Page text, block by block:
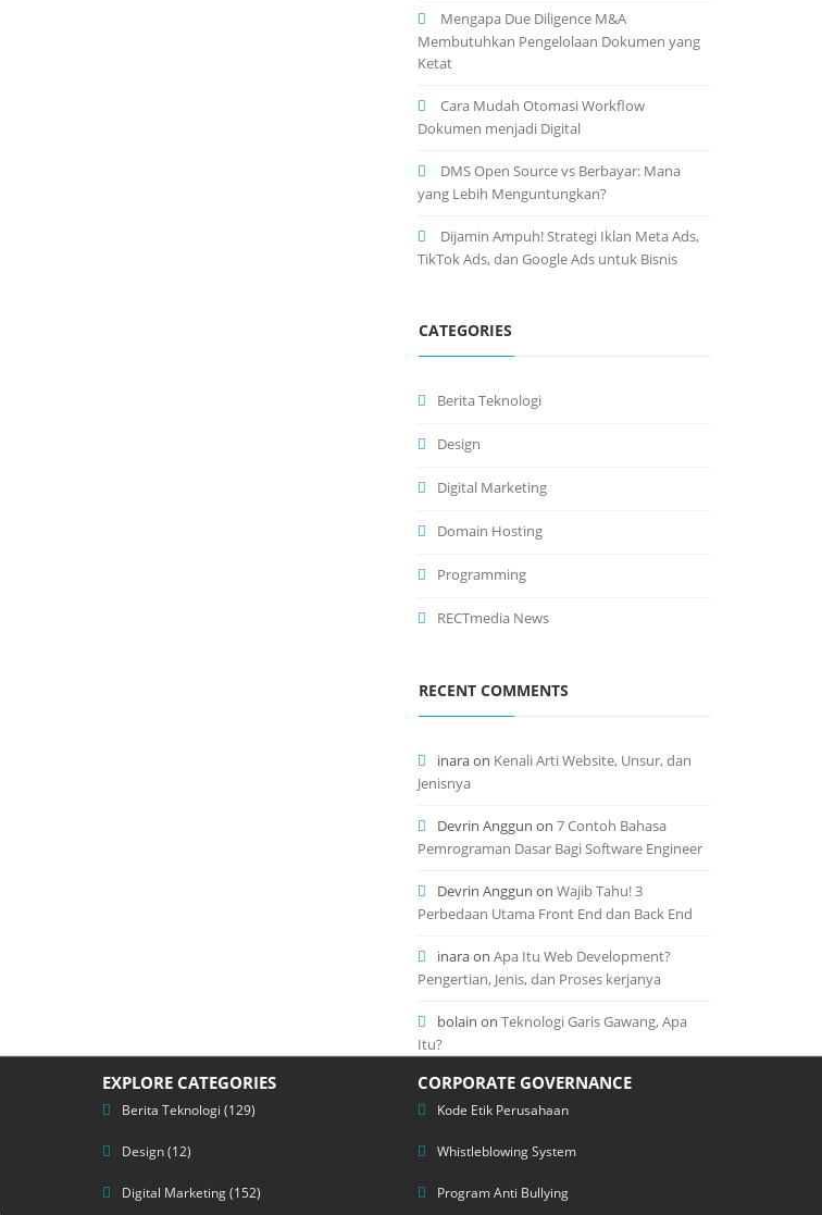
Mengapa Due Diligence M&A
Membutuhkan Pengelolaan Dokumen yang
Ketat
Cara Mudah Otomasi Workflow
Dokumen menjadi Digital
DMS Open Source vs Berbayar: Mana
yang Lebih Menguntungkan?
Dijamin Ampuh! Strategi Iklan Meta Ads,
TikTok Ads, dan Google Ads untuk Bisnis
CATEGORIES
Berita Teknologi
Design
Digital Marketing
Domain Hosting
Programming
RECTmedia News
RECENT COMMENTS
inaraon Kenali Arti Website, Unsur, dan
Jenisnya
Devrin Anggun on 7 Contoh Bahasa
Pemrograman Dasar Bagi Software Engineer
Devrin Anggun on Wajib Tahu! 3
Perbedaan Utama Front End dan Back End
inaraon Apa Itu Web Development?
Pengertian, Jenis, dan Proses kerjanya
bolain on Teknologi Garis Gawang, Apa
Itu?
EXPLORE CATEGORIES
Berita Teknologi (129)
Design(12)
Digital Marketing(152)
CORPORATE GOVERNANCE
Kode Etik Perusahaan
Whistleblowing System
Program Anti Bullying